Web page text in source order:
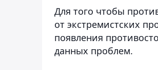
Для того чтобы
от экстремистских
появления
данных проблем.